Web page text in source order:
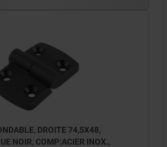
DROITE 74,5X48,
NOIR, COMP:ACIER INOX.,